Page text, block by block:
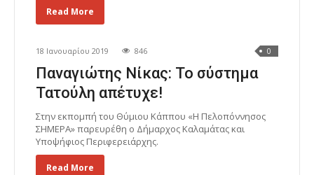
Read More
18 Ιανουαρίου 2019 846 0
Παναγιώτης Νίκας: Το σύστημα
Τατούλη απέτυχε!
Στην εκπομπή του Θύμιου Κάππου «Η Πελοπόννησος
ΣΗΜΕΡΑ» παρευρέθη ο Δήμαρχος Καλαμάτας και
Υποψήφιος Περιφερειάρχης.
Read More